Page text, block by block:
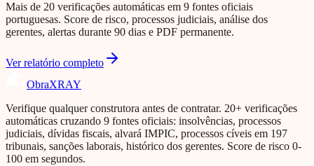
Mais de 20 verificações automáticas em 9 fontes oficiais
portuguesas. Score de risco, processos judiciais, análise dos
gerentes, alertas durante 90 dias e PDF permanente.
Ver relatório completo
ObraXRAY
Verifique qualquer construtora antes de contratar. 20+ verificações
automáticas cruzando 9 fontes oficiais: insolvências, processos
judiciais, dívidas fiscais, alvará IMPIC, processos cíveis em 197
tribunais, sanções laborais, histórico dos gerentes. Score de risco 0-
100 em segundos.